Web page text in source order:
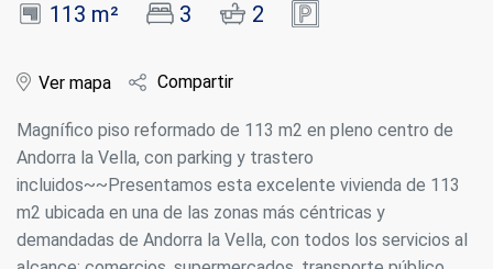
113 m² 3 2
Ver mapa Compartir
Magnífico piso reformado de 113 m2 en pleno centro de
Andorra la Vella, con parking y trastero
incluidos~~Presentamos esta excelente vivienda de 113
m2 ubicada en una de las zonas más céntricas y
demandadas de Andorra la Vella, con todos los servicios al